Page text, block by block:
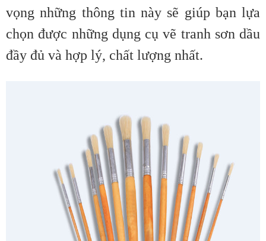
vọng những thông tin này sẽ giúp bạn lựa
chọn được những dụng cụ vẽ tranh sơn dầu
đầy đủ và hợp lý, chất lượng nhất.